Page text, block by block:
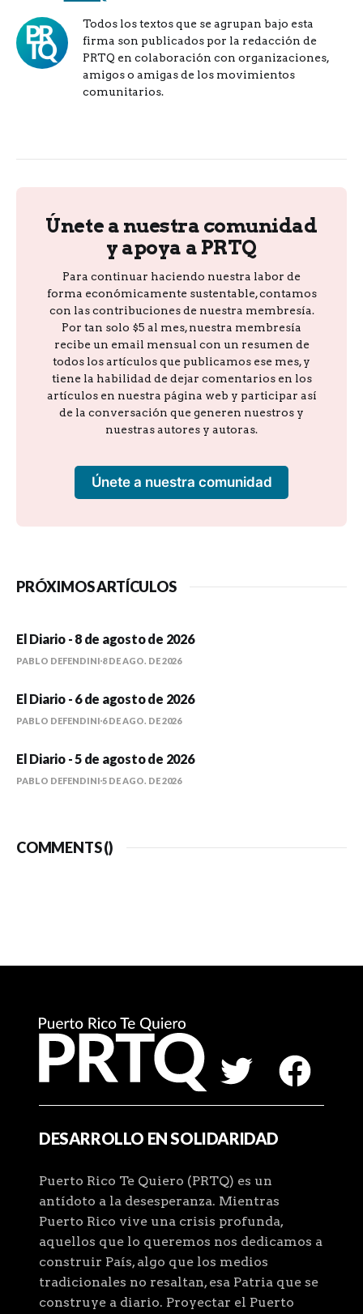
Todos los textos que se agrupan bajo esta
firma son publicados por la redacción de
PRTQ en colaboración con organizaciones,
amigos o amigas de los movimientos
comunitarios.
Únete a nuestra comunidad
y apoya a PRTQ
Para continuar haciendo nuestra labor de
forma económicamente sustentable, contamos
con las contribuciones de nuestra membresía.
Por tan solo $5 al mes, nuestra membresía
recibe un email mensual con un resumen de
todos los artículos que publicamos ese mes, y
tiene la habilidad de dejar comentarios en los
artículos en nuestra página web y participar así
de la conversación que generen nuestros y
nuestras autores y autoras.
Únete a nuestra comunidad
PRÓXIMOS ARTÍCULOS
El Diario - 8 de agosto de 2026
PABLO DEFENDINI 8 DE AGO. DE 2026
El Diario - 6 de agosto de 2026
PABLO DEFENDINI 6 DE AGO. DE 2026
El Diario - 5 de agosto de 2026
PABLO DEFENDINI 5 DE AGO. DE 2026
COMMENTS ()
DESARROLLO EN SOLIDARIDAD
Puerto Rico Te Quiero (PRTQ) es un
antídoto a la desesperanza. Mientras
Puerto Rico vive una crisis profunda,
aquellos que lo queremos nos dedicamos a
construir País, algo que los medios
tradicionales no resaltan, esa Patria que se
construye a diario. Proyectar el Puerto